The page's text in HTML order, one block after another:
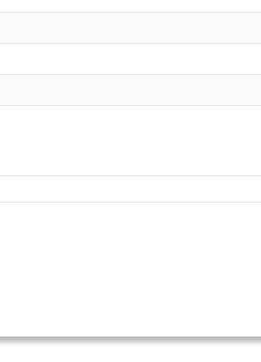
Gorilla Sports Hatszögletű gumírozott